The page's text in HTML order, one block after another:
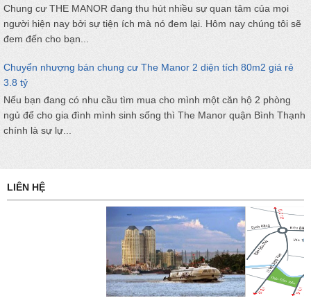
Chung cư THE MANOR đang thu hút nhiều sự quan tâm của mọi
người hiện nay bởi sự tiện ích mà nó đem lại. Hôm nay chúng tôi sẽ
đem đến cho bạn...
Chuyển nhượng bán chung cư The Manor 2 diện tích 80m2 giá rẻ
3.8 tỷ
Nếu bạn đang có nhu cầu tìm mua cho mình một căn hộ 2 phòng
ngủ để cho gia đình mình sinh sống thì The Manor quận Bình Thạnh
chính là sự lự...
LIÊN HỆ